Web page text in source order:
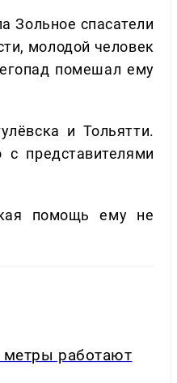
Зольное спасатели
молодой человек
помешал ему
и Тольятти.
представителями
помощь ему не
метры работают